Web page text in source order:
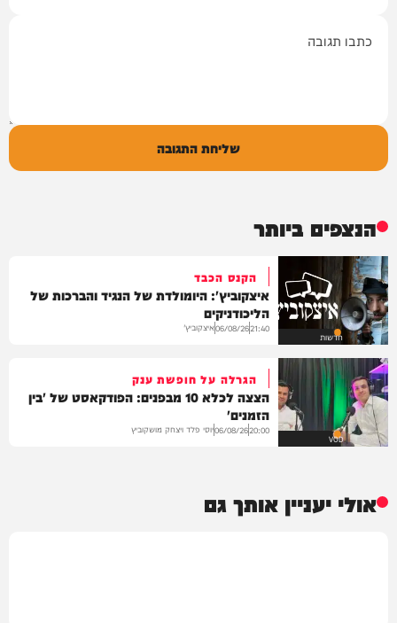
שליחת התגובה
הנצפים ביותר
חדשות
הקנס הכבד
איצקוביץ': היומולדת של הנגיד והברכות של
הליכודניקים
21:40
06/08/26איצקוביץ'
VOD
הגרלה על חופשת ענק
הצצה לכלא 10 מבפנים: הפודקאסט של 'בין
הזמנים'
20:00
06/08/26יוסי פלד ויצחק מושקוביץ
אולי יעניין אותך גם